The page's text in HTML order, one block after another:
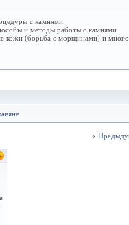
с камнями.
и методы работы с камнями.
кожи (борьба с морщинами) и
«